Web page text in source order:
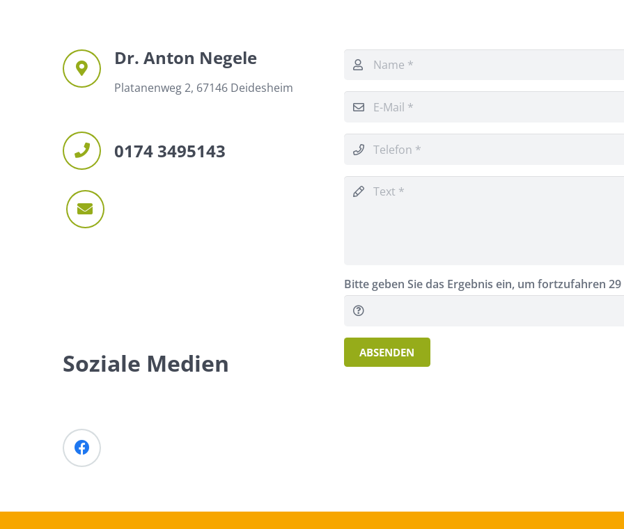
Dr. Anton Negele
Platanenweg 2, 67146 Deidesheim
0174 3495143
Soziale Medien
Bitte geben Sie das Ergebnis ein, um fortzufahren 29
ABSENDEN